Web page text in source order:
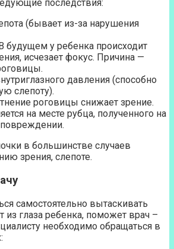
последствия:
(бывает из-за нарушения
будущем у ребенка происходит
исчезает фокус. Причина —
давления (способно
слепоту).
роговицы снижает зрение.
на месте рубца, полученного на
в большинстве случаев
зрения, слепоте.
самостоятельно вытаскивать
глаза ребенка, поможет врач –
необходимо обращаться в